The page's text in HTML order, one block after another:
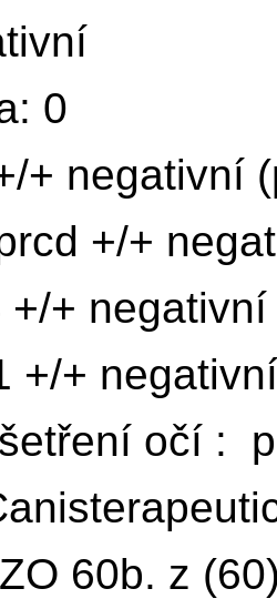
0
+ negativní
+/+
+/+
+/+
očí :
z